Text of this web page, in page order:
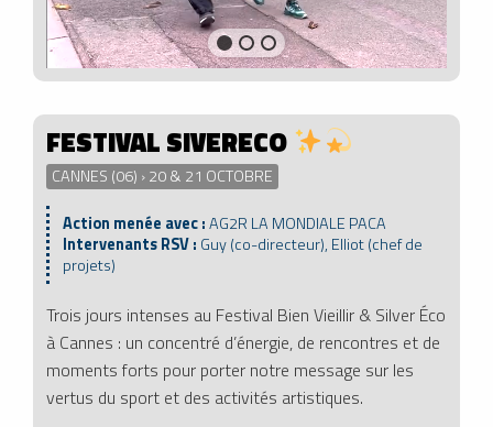
FESTIVAL SIVERECO
CANNES (06) › 20 & 21 OCTOBRE
Action menée avec :AG2R LA MONDIALE PACA
Intervenants RSV : Guy (co-directeur), Elliot (chef de
projets)
Trois jours intenses au Festival Bien Vieillir & Silver Éco
à Cannes : un concentré d’énergie, de rencontres et de
moments forts pour porter notre message sur les
vertus du sport et des activités artistiques.